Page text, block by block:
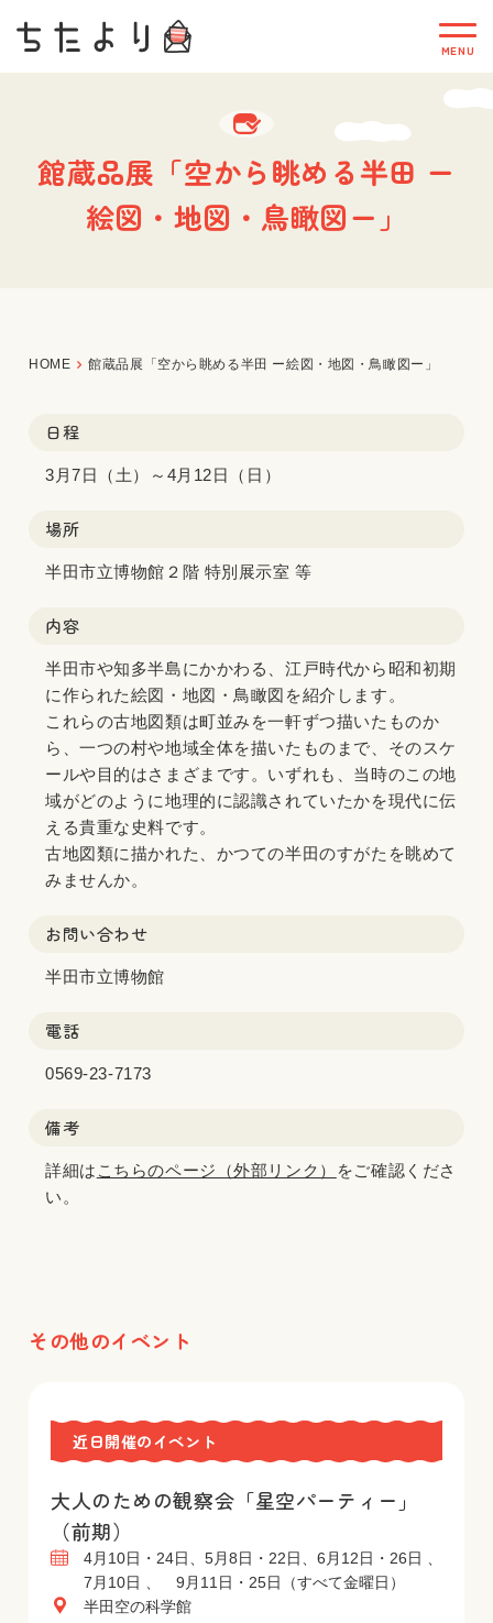
館蔵品展「空から眺める半田 ー
絵図・地図・鳥瞰図ー」
HOME 館蔵品展「空から眺める半田 ー絵図・地図・鳥瞰図ー」
日程
3月7日（土）～4月12日（日）
場所
半田市立博物館２階 特別展示室 等
内容
半田市や知多半島にかかわる、江戸時代から昭和初期
に作られた絵図・地図・鳥瞰図を紹介します。
これらの古地図類は町並みを一軒ずつ描いたものか
ら、一つの村や地域全体を描いたものまで、そのスケ
ールや目的はさまざまです。いずれも、当時のこの地
域がどのように地理的に認識されていたかを現代に伝
える貴重な史料です。
古地図類に描かれた、かつての半田のすがたを眺めて
みませんか。
お問い合わせ
半田市立博物館
電話
0569-23-7173
備考
詳細は こちらのページ（外部リンク）
をご確認くださ
い。
その他のイベント
近日開催のイベント
大人のための観察会「星空パーティー」
（前期）
4月10日・24日、5月8日・22日、6月12日・26日 、
7月10日 、 9月11日・25日（すべて金曜日）
半田空の科学館